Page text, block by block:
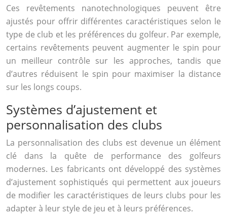
Ces revêtements nanotechnologiques peuvent être
ajustés pour offrir différentes caractéristiques selon le
type de club et les préférences du golfeur. Par exemple,
certains revêtements peuvent augmenter le spin pour
un meilleur contrôle sur les approches, tandis que
d’autres réduisent le spin pour maximiser la distance
sur les longs coups.
Systèmes d’ajustement et
personnalisation des clubs
La personnalisation des clubs est devenue un élément
clé dans la quête de performance des golfeurs
modernes. Les fabricants ont développé des systèmes
d’ajustement sophistiqués qui permettent aux joueurs
de modifier les caractéristiques de leurs clubs pour les
adapter à leur style de jeu et à leurs préférences.